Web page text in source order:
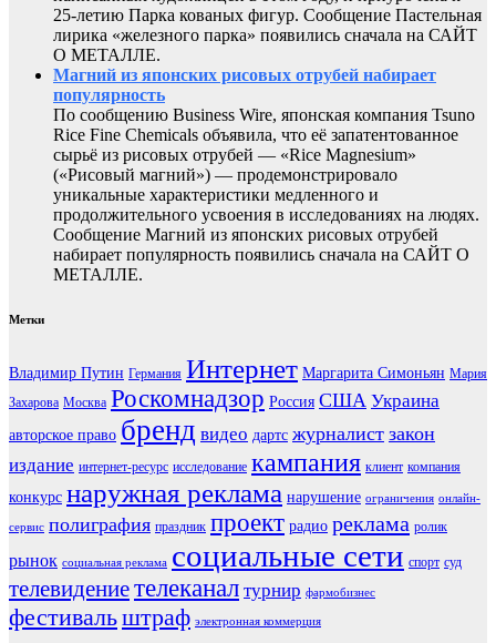
25-летию Парка кованых фигур. Сообщение Пастельная
лирика «железного парка» появились сначала на САЙТ
О МЕТАЛЛЕ.
Магний из японских рисовых отрубей набирает
популярность
По сообщению Business Wire, японская компания Tsuno
Rice Fine Chemicals объявила, что её запатентованное
сырьё из рисовых отрубей — «Rice Magnesium»
(«Рисовый магний») — продемонстрировало
уникальные характеристики медленного и
продолжительного усвоения в исследованиях на людях.
Сообщение Магний из японских рисовых отрубей
набирает популярность появились сначала на САЙТ О
МЕТАЛЛЕ.
Метки
Владимир Путин Германия Интернет Маргарита Симоньян Мария
Захарова Москва Роскомнадзор Россия США Украина
авторское право бренд видео дартс журналист закон
издание интернет-ресурс исследование кампания клиент компания
конкурс наружная реклама нарушение ограничения онлайн-
сервис полиграфия праздник проект радио реклама ролик
рынок социальная реклама социальные сети спорт суд
телевидениетелеканал турнир фармобизнес
фестивальштраф электронная коммерция